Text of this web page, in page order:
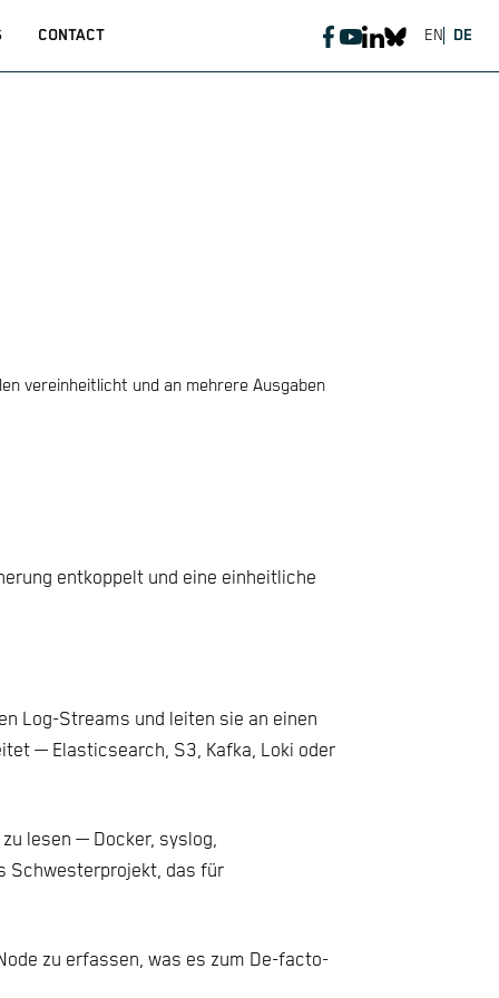
CONTACT DE
EN
vereinheitlicht und an mehrere Ausgaben
entkoppelt und eine einheitliche
Log-Streams und leiten sie an einen
— Elasticsearch, S3, Kafka, Loki oder
lesen — Docker, syslog,
Schwesterprojekt, das für
zu erfassen, was es zum De-facto-